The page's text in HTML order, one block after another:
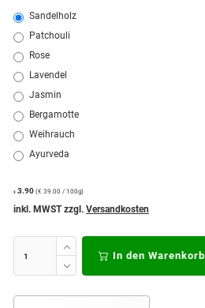
Sandelholz
Patchouli
Rose
Lavendel
Jasmin
Bergamotte
Weihrauch
Ayurveda
€ 3.90 (€ 39.00 / 100g)
inkl. MWST zzgl. Versandkosten
In den Warenkorb